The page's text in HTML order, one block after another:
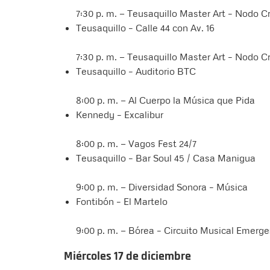
7:30 p. m. — Teusaquillo Master Art – Nodo
Teusaquillo – Calle 44 con Av. 16
7:30 p. m. — Teusaquillo Master Art – Nodo
Teusaquillo – Auditorio BTC
8:00 p. m. — Al Cuerpo la Música que Pida
Kennedy – Excalibur
8:00 p. m. — Vagos Fest 24/7
Teusaquillo – Bar Soul 45 / Casa Manigua
9:00 p. m. — Diversidad Sonora – Música
Fontibón – El Martelo
9:00 p. m. — Bórea – Circuito Musical
Miércoles 17 de diciembre